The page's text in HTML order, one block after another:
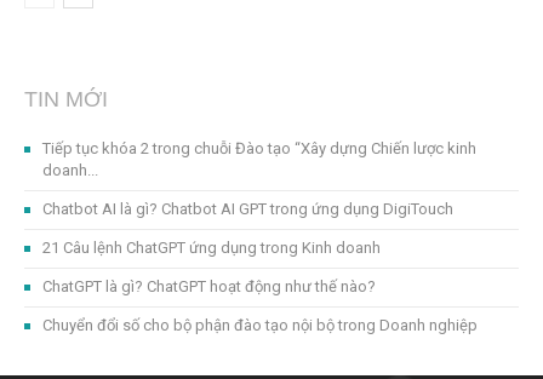
TIN MỚI
Tiếp tục khóa 2 trong chuỗi Đào tạo “Xây dựng Chiến lược kinh
doanh...
Chatbot AI là gì? Chatbot AI GPT trong ứng dụng DigiTouch
21 Câu lệnh ChatGPT ứng dụng trong Kinh doanh
ChatGPT là gì? ChatGPT hoạt động như thế nào?
Chuyển đổi số cho bộ phận đào tạo nội bộ trong Doanh nghiệp